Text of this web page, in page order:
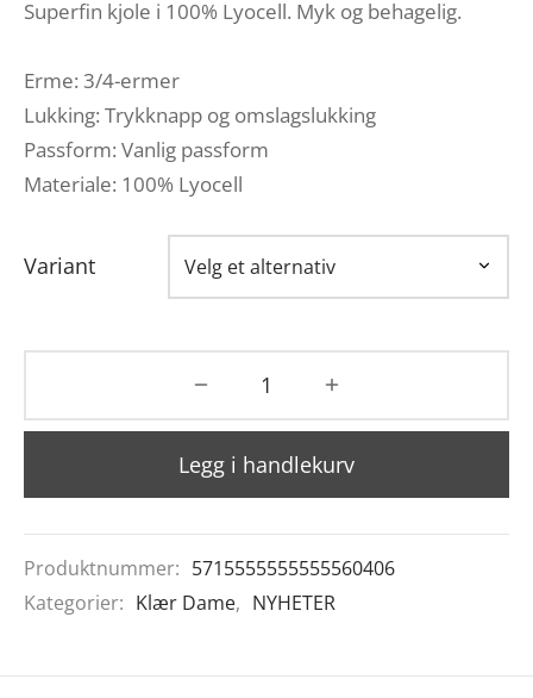
Superfin kjole i 100% Lyocell. Myk og behagelig.
Erme: 3/4-ermer
Lukking: Trykknapp og omslagslukking
Passform: Vanlig passform
Materiale: 100% Lyocell
Variant
Legg i handlekurv
Produktnummer: 5715555555555560406
Kategorier: Klær Dame, NYHETER